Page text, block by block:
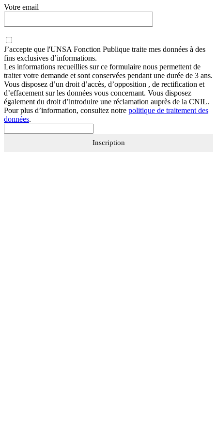
Votre email
J’accepte que l'UNSA Fonction Publique traite mes données à des
fins exclusives d’informations.
Les informations recueillies sur ce formulaire nous permettent de
traiter votre demande et sont conservées pendant une durée de 3 ans.
Vous disposez d’un droit d’accès, d’opposition , de rectification et
d’effacement sur les données vous concernant. Vous disposez
également du droit d’introduire une réclamation auprès de la CNIL.
Pour plus d’information, consultez notre politique de traitement des
données.
Inscription